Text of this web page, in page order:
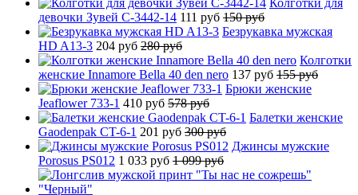
девочки Зувей C-3442-14 111 руб 150 руб
Безрукавка мужская
HD A13-3 204 руб 280 руб
Колготки
женские Innamore Bella 40 den nero 137 руб 155 руб
Брюки женские
Jeaflower 733-1 410 руб 578 руб
Балетки женские
Gaodenpak CT-6-1 201 руб 300 руб
Джинсы мужские
Porosus PS012 1 033 руб 1 099 руб